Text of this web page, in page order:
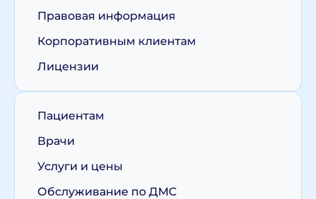
Правовая информация
Корпоративным клиентам
Лицензии
Пациентам
Врачи
Услуги и цены
Обслуживание по ДМС